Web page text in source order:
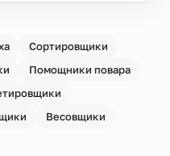
Сортировщики
Помощники повара
Весовщики